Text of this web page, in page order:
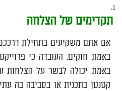
תקדימים של הצלחה
אם אתם משקיעים בתחילת
באמת חוקים. העובדה כי
באמת יכולה לבשר על הצלחות
קטנטן בתכנית או בסביבה בה